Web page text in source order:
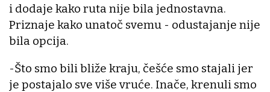
i dodaje kako ruta nije bila jednostavna.
Priznaje kako unatoč svemu - odustajanje nije
bila opcija.
-Što smo bili bliže kraju, češće smo stajali jer
je postajalo sve više vruće. Inače, krenuli smo